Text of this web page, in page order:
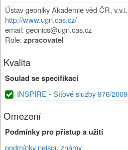
Ústav geoniky Akademie věd ČR, v.v.i.
http://www.ugn.cas.cz/
email: geonics@ugn.cas.cz
Role: zpracovatel
Kvalita
Soulad se specifikací
INSPIRE - Síťové služby 976/2009
Omezení
Podmínky pro přístup a užití
podmínky nejsou známy